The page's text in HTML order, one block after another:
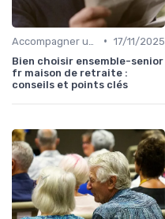
• 17/11/2025
Bien choisir ensemble-senior
fr maison de retraite :
conseils et points clés